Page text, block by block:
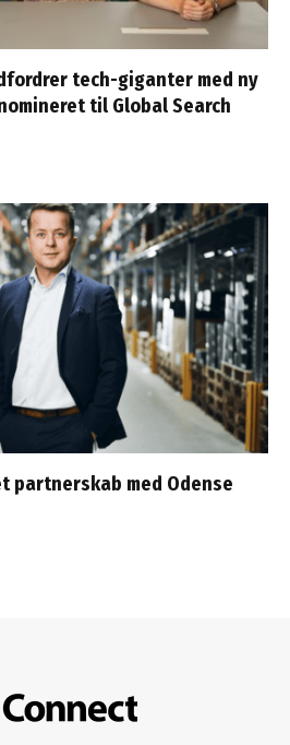
tech-giganter med ny
til Global Search
partnerskab med Odense